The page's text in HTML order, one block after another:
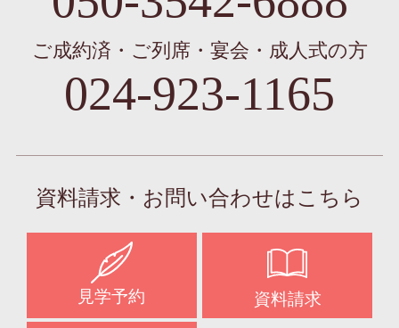
ご成約済・ご列席・宴会・成人式の方
024-923-1165
資料請求・お問い合わせはこちら
見学予約 資料請求